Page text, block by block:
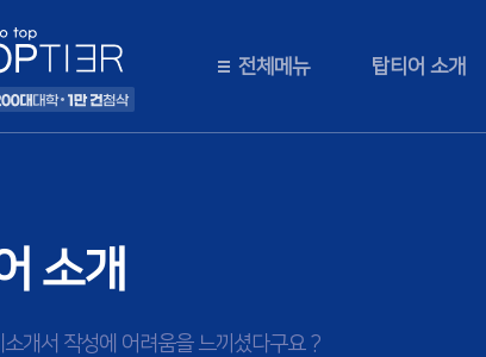
전체메뉴 탑티어 소개
소개
개서 작성에 어려움을 느끼셨다구요 ?